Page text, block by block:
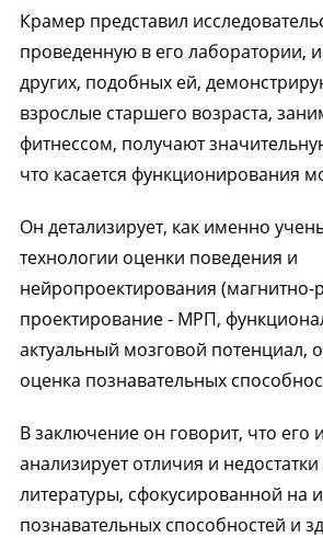
Крамер представил
проведенную в его лаборатории,
других, подобных ей,
взрослые старшего возраста,
фитнессом, получают
что касается функционирования
Он детализирует, как именно
технологии оценки поведения и
нейропроектирования (магнитно-
проектирование - МРП,
актуальный мозговой потенциал,
оценка познавательных
В заключение он говорит, что его
анализирует отличия и
литературы, сфокусированной на
познавательных способностей и